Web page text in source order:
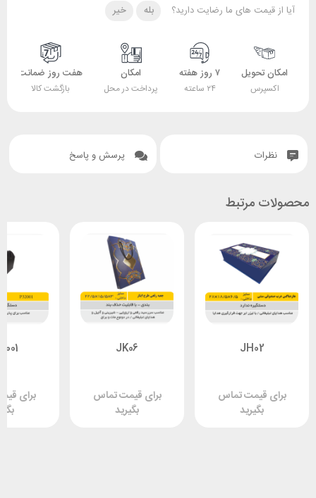
آیا از قیمت های ما رضایت دارید؟ بله خیر
امکان تحویل
اکسپرس
۷ روز هفته
۲۴ ساعته
امکان
پرداخت در محل
هفت روز ضمانت
بازگشت کالا
نظرات پرسش و پاسخ
محصولات مرتبط
JH02
برای قیمت تماس
بگیرید
JK06
برای قیمت تماس
بگیرید
برای